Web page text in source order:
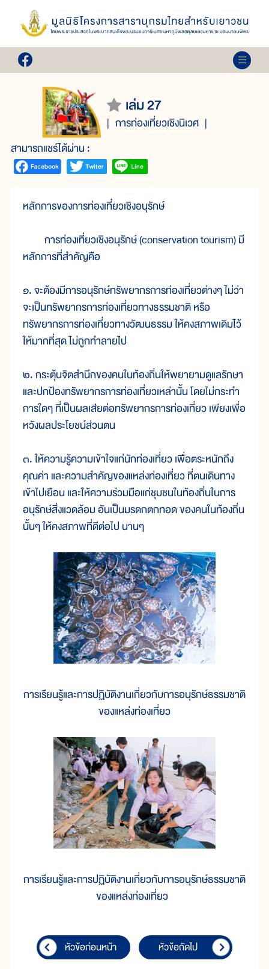
เล่ม 27
การท่องเที่ยวเชิงนิเวศ
สามารถแชร์ได้ผ่าน :
หลักการของการท่องเที่ยวเชิงอนุรักษ์
การท่องเที่ยวเชิงอนุรักษ์ (conservation tourism) มี
หลักการที่สำคัญคือ
๑. จะต้องมีการอนุรักษ์ทรัพยากรการท่องเที่ยวต่างๆ ไม่ว่า
จะเป็นทรัพยากรการท่องเที่ยวทางธรรมชาติ หรือ
ทรัพยากรการท่องเที่ยวทางวัฒนธรรม ให้คงสภาพเดิมไว้
ให้มากที่สุด ไม่ถูกทำลายไป
๒. กระตุ้นจิตสำนึกของคนในท้องถิ่นให้พยายามดูแลรักษา
และปกป้องทรัพยากรการท่องเที่ยวเหล่านั้น โดยไม่กระทำ
การใดๆ ที่เป็นผลเสียต่อทรัพยากรการท่องเที่ยว เพียงเพื่อ
หวังผลประโยชน์ส่วนตน
๓. ให้ความรู้ความเข้าใจแก่นักท่องเที่ยว เพื่อตระหนักถึง
คุณค่า และความสำคัญของแหล่งท่องเที่ยว ที่ตนเดินทาง
เข้าไปเยือน และให้ความร่วมมือแก่ชุมชนในท้องถิ่นในการ
อนุรักษ์สิ่งแวดล้อม อันเป็นมรดกตกทอด ของคนในท้องถิ่น
นั้นๆ ให้คงสภาพที่ดีต่อไป นานๆ
การเรียนรู้และการปฏิบัติงานเกี่ยวกับการอนุรักษ์ธรรมชาติ
ของแหล่งท่องเที่ยว
การเรียนรู้และการปฏิบัติงานเกี่ยวกับการอนุรักษ์ธรรมชาติ
ของแหล่งท่องเที่ยว
หัวข้อก่อนหน้า หัวข้อถัดไป